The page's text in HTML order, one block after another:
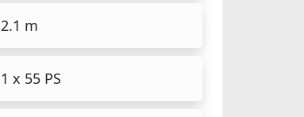
2.1 m
1 x 55 PS